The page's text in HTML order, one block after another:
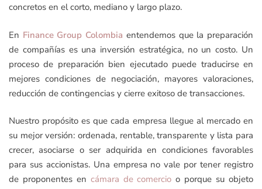
concretos en el corto, mediano y largo plazo.
En Finance Group Colombia entendemos que la preparación
de compañías es una inversión estratégica, no un costo. Un
proceso de preparación bien ejecutado puede traducirse en
mejores condiciones de negociación, mayores valoraciones,
reducción de contingencias y cierre exitoso de transacciones.
Nuestro propósito es que cada empresa llegue al mercado en
su mejor versión: ordenada, rentable, transparente y lista para
crecer, asociarse o ser adquirida en condiciones favorables
para sus accionistas. Una empresa no vale por tener registro
de proponentes en cámara de comercio o porque su objeto